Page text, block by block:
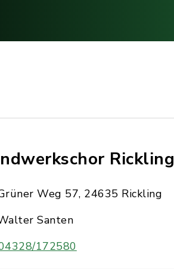
Rickling
Weg 57, 24635 Rickling
Santen
172580